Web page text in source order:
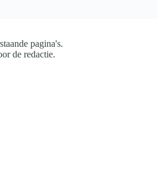
pagina's.
de redactie.